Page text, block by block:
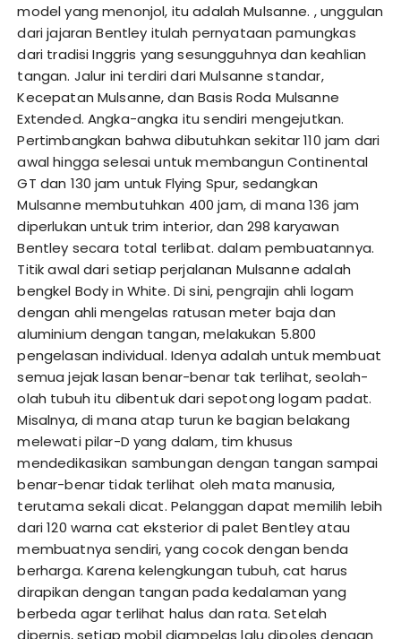
model yang menonjol, itu adalah Mulsanne. , unggulan
dari jajaran Bentley itulah pernyataan pamungkas
dari tradisi Inggris yang sesungguhnya dan keahlian
tangan. Jalur ini terdiri dari Mulsanne standar,
Kecepatan Mulsanne, dan Basis Roda Mulsanne
Extended. Angka-angka itu sendiri mengejutkan.
Pertimbangkan bahwa dibutuhkan sekitar 110 jam dari
awal hingga selesai untuk membangun Continental
GT dan 130 jam untuk Flying Spur, sedangkan
Mulsanne membutuhkan 400 jam, di mana 136 jam
diperlukan untuk trim interior, dan 298 karyawan
Bentley secara total terlibat. dalam pembuatannya.
Titik awal dari setiap perjalanan Mulsanne adalah
bengkel Body in White. Di sini, pengrajin ahli logam
dengan ahli mengelas ratusan meter baja dan
aluminium dengan tangan, melakukan 5.800
pengelasan individual. Idenya adalah untuk membuat
semua jejak lasan benar-benar tak terlihat, seolah-
olah tubuh itu dibentuk dari sepotong logam padat.
Misalnya, di mana atap turun ke bagian belakang
melewati pilar-D yang dalam, tim khusus
mendedikasikan sambungan dengan tangan sampai
benar-benar tidak terlihat oleh mata manusia,
terutama sekali dicat. Pelanggan dapat memilih lebih
dari 120 warna cat eksterior di palet Bentley atau
membuatnya sendiri, yang cocok dengan benda
berharga. Karena kelengkungan tubuh, cat harus
dirapikan dengan tangan pada kedalaman yang
berbeda agar terlihat halus dan rata. Setelah
dipernis, setiap mobil diampelas lalu dipoles dengan